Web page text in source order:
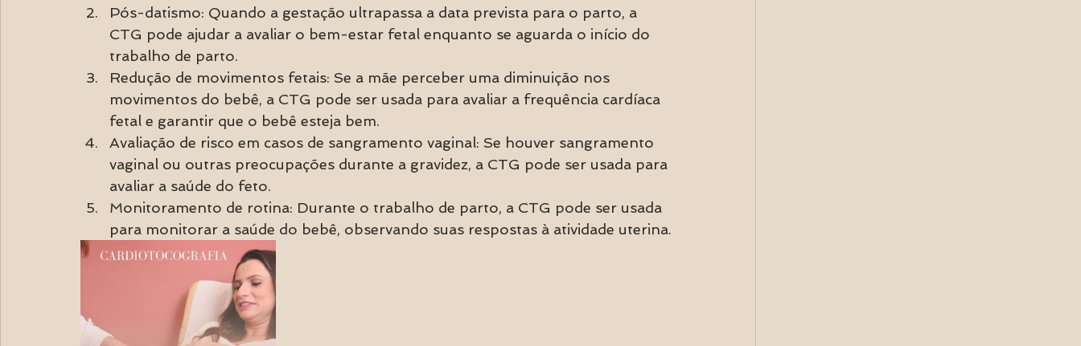
Pós-datismo: Quando a gestação ultrapassa a data prevista para o parto, a
CTG pode ajudar a avaliar o bem-estar fetal enquanto se aguarda o início do
trabalho de parto.
Redução de movimentos fetais: Se a mãe perceber uma diminuição nos
movimentos do bebê, a CTG pode ser usada para avaliar a frequência cardíaca
fetal e garantir que o bebê esteja bem.
Avaliação de risco em casos de sangramento vaginal: Se houver sangramento
vaginal ou outras preocupações durante a gravidez, a CTG pode ser usada para
avaliar a saúde do feto.
Monitoramento de rotina: Durante o trabalho de parto, a CTG pode ser usada
para monitorar a saúde do bebê, observando suas respostas à atividade uterina.